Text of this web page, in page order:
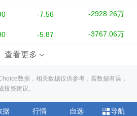
-7.56 -2928.26万
-5.87 -3767.06万
查看更多
数据，相关数据仅供参考，若数据有误，
资建议。
据 行情 自选 导航